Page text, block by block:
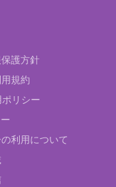
護方針
規約
リシー
利用について